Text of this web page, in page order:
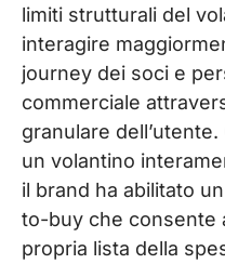
limiti strutturali del
interagire
journey dei soci e
commerciale
granulare
un volantino
il brand ha abilitato
to-buy che consente
propria lista della